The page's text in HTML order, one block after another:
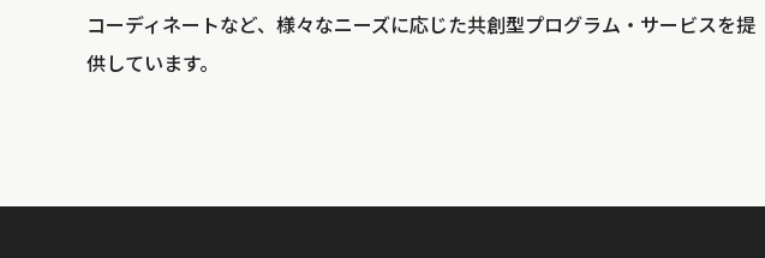
コーディネートなど、様々なニーズに応じた共創型プログラム・サービスを提
供しています。